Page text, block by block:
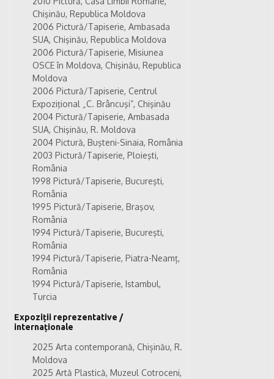
Chişinău, Republica Moldova
2006 Pictură/Tapiserie, Ambasada
SUA, Chişinău, Republica Moldova
2006 Pictură/Tapiserie, Misiunea
OSCE în Moldova, Chişinău, Republica
Moldova
2006 Pictură/Tapiserie, Centrul
Expoziţional „C. Brâncuşi”, Chişinău
2004 Pictură/Tapiserie, Ambasada
SUA, Chişinău, R. Moldova
2004 Pictură, Buşteni-Sinaia, România
2003 Pictură/Tapiserie, Ploieşti,
România
1998 Pictură/Tapiserie, Bucureşti,
România
1995 Pictură/Tapiserie, Braşov,
România
1994 Pictură/Tapiserie, Bucureşti,
România
1994 Pictură/Tapiserie, Piatra-Neamț,
România
1994 Pictură/Tapiserie, Istambul,
Turcia
Expoziții reprezentative /
internaționale
2025 Arta contemporană, Chișinău, R.
Moldova
2025 Artă Plastică, Muzeul Cotroceni,